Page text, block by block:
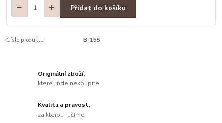
Přidat do košíku
Číslo produktu: B-155
Originální zboží,
které jinde nekoupíte
Kvalita a pravost,
za kterou ručíme